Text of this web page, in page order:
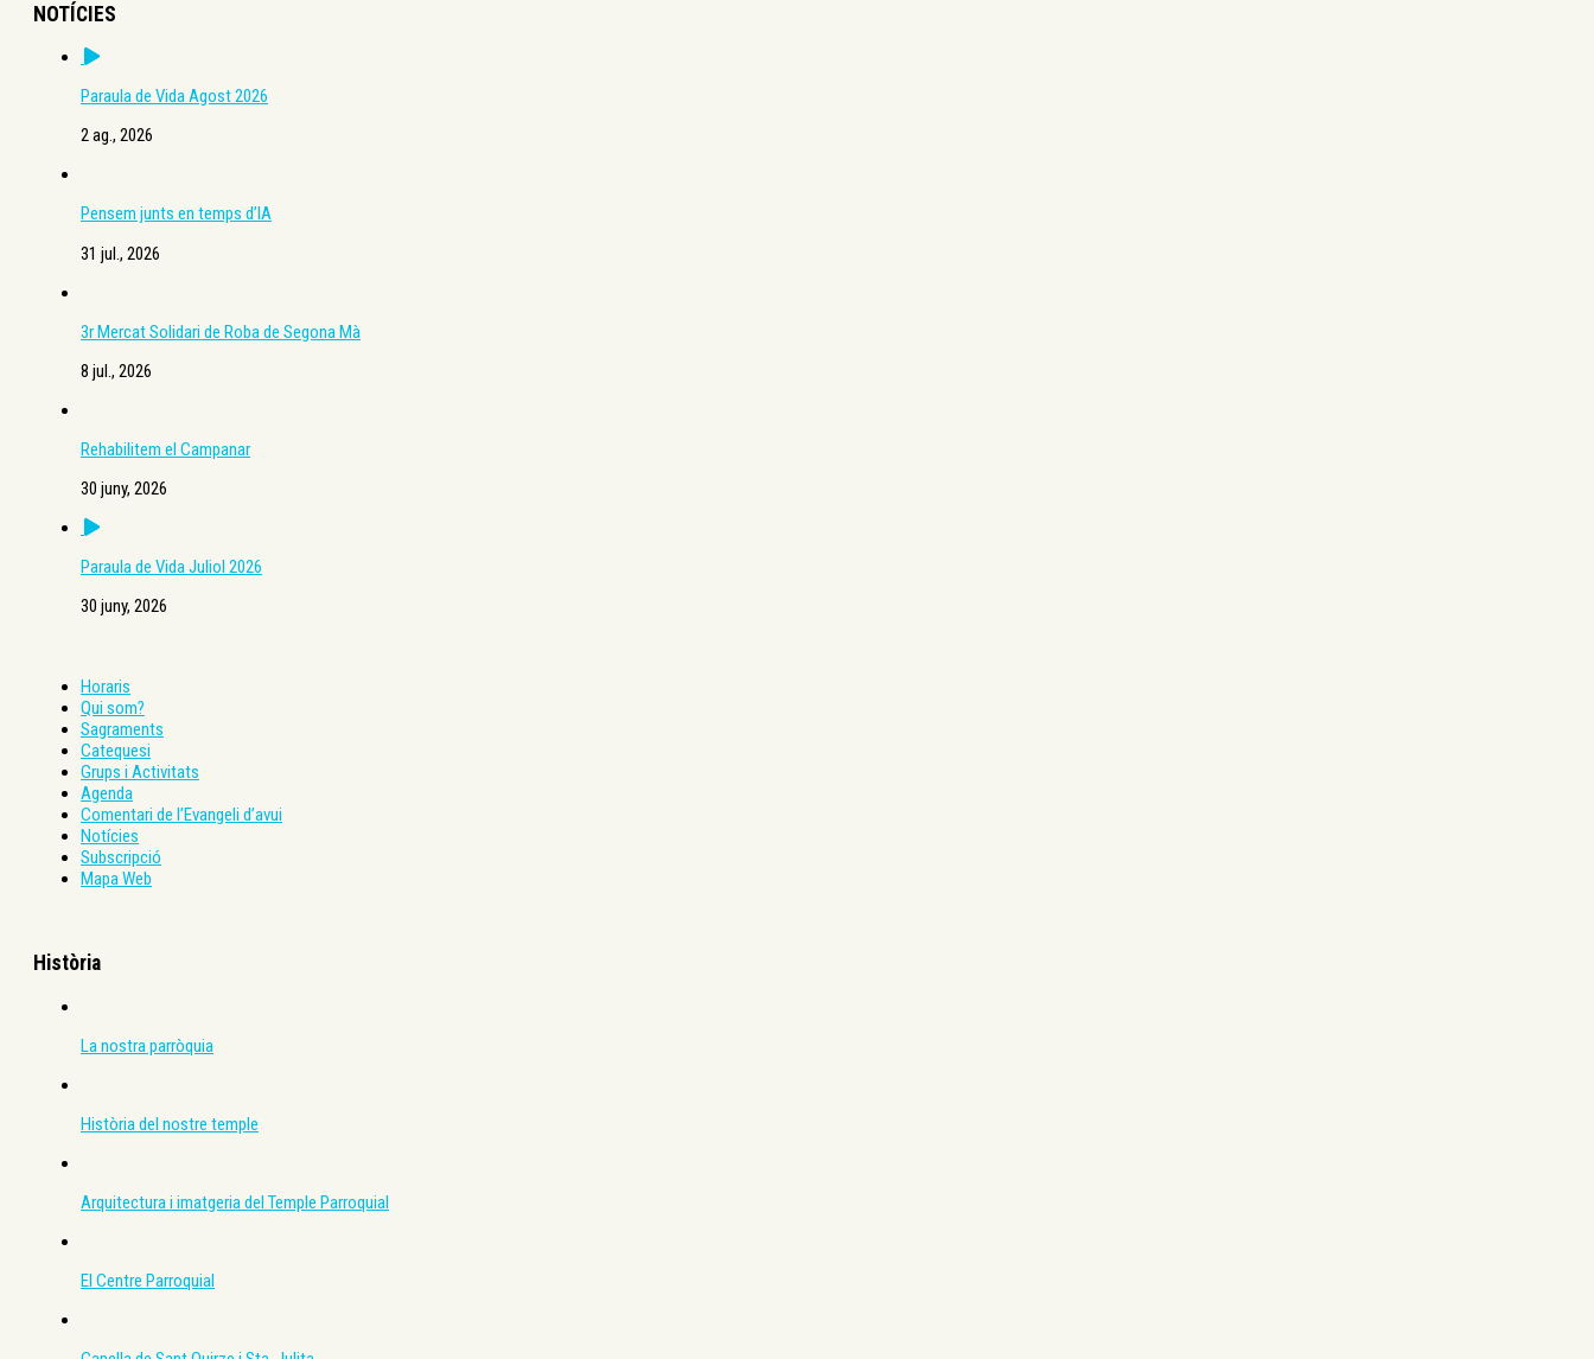
NOTÍCIES
Paraula de Vida Agost 2026
2 ag., 2026
Pensem junts en temps d’IA
31 jul., 2026
3r Mercat Solidari de Roba de Segona Mà
8 jul., 2026
Rehabilitem el Campanar
30 juny, 2026
Paraula de Vida Juliol 2026
30 juny, 2026
Horaris
Qui som?
Sagraments
Catequesi
Grups i Activitats
Agenda
Comentari de l’Evangeli d’avui
Notícies
Subscripció
Mapa Web
Història
La nostra parròquia
Història del nostre temple
Arquitectura i imatgeria del Temple Parroquial
El Centre Parroquial